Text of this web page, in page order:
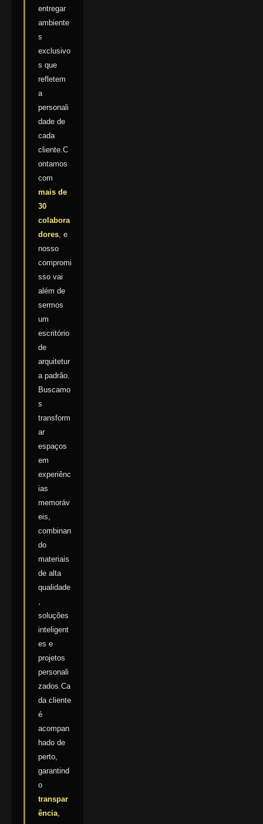
entregar
ambiente
s
exclusivo
s que
refletem
a
personali
dade de
cada
cliente.C
ontamos
com
mais de
30
colabora
dores, e
nosso
compromi
sso vai
além de
sermos
um
escritório
de
arquitetur
a padrão.
Buscamo
s
transform
ar
espaços
em
experiênc
ias
memoráv
eis,
combinan
do
materiais
de alta
qualidade
,
soluções
inteligent
es e
projetos
personali
zados.Ca
da cliente
é
acompan
hado de
perto,
garantind
o
transpar
ência,